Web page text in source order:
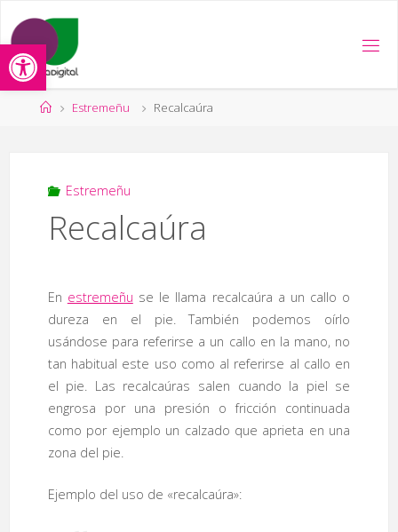
Abrir barra de herramientas
contenido
PáginaEstremeñu Recalcaúra
Estremeñu
Recalcaúra
En estremeñu se le llama recalcaúra a un callo o
dureza en el pie. También podemos oírlo
usándose para referirse a un callo en la mano, no
tan habitual este uso como al referirse al callo en
el pie. Las recalcaúras salen cuando la piel se
engrosa por una presión o fricción continuada
como por ejemplo un calzado que aprieta en una
zona del pie.
Ejemplo del uso de «recalcaúra»: